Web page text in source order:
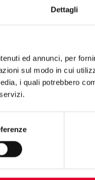
Dettagli
ed annunci, per
sul modo in cui
i quali potrebbero